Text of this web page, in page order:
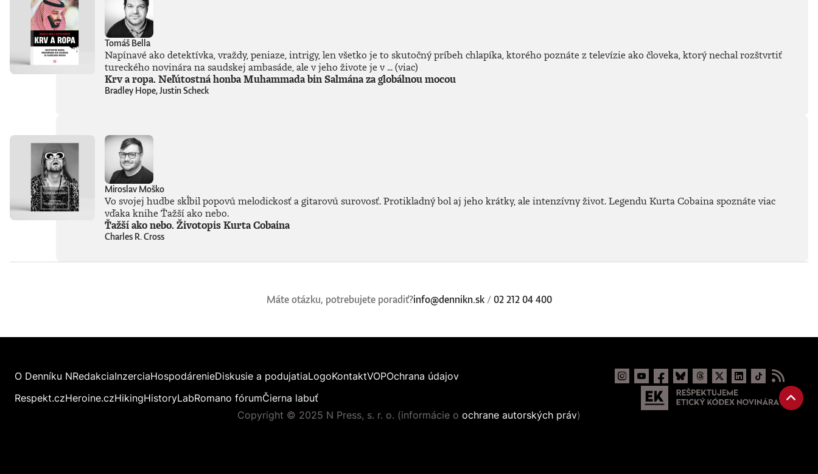
Tomáš Bella
Napínavé ako detektívka, vraždy, peniaze, intrigy, len všetko je to skutočný príbeh chlapíka, ktorého poznáte z televízie ako človeka, ktorý nechal rozštvrtiť
tureckého novinára na saudskej ambasáde, ale v jeho živote je v ...(viac)
Krv a ropa. Neľútostná honba Muhammada bin Salmána za globálnou mocou
Bradley Hope, Justin Scheck
Miroslav Moško
Vo svojej hudbe skĺbil popovú melodickosť a gitarovú surovosť. Protikladný bol aj jeho krátky, ale intenzívny život. Legendu Kurta Cobaina spoznáte viac
vďaka knihe Ťažší ako nebo.
Ťažší ako nebo. Životopis Kurta Cobaina
Charles R. Cross
Máte otázku, potrebujete poradiť?info@dennikn.sk/02 212 04 400
O Denníku NRedakciaInzerciaHospodárenieDiskusie a podujatiaLogoKontaktVOPOchrana údajov
Respekt.czHeroine.czHikingHistoryLabRomano fórumČierna labuť
Copyright © 2025 N Press, s. r. o. (informácie o ochrane autorských práv)